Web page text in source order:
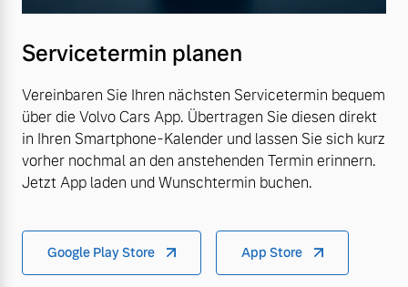
Servicetermin planen
Vereinbaren Sie Ihren nächsten Servicetermin bequem
über die Volvo Cars App. Übertragen Sie diesen direkt
in Ihren Smartphone-Kalender und lassen Sie sich kurz
vorher nochmal an den anstehenden Termin erinnern.
Jetzt App laden und Wunschtermin buchen.
Google Play Store App Store